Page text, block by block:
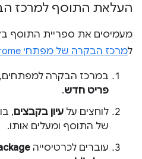
העלאת התוסף למרכז
מעמיסים את ספריית התוסף
למרכז הבקרה של מפתחי Chrome
במרכז הבקרה למפתחים,
פריט חדש.
לוחצים על עיון בקבצים
של התוסף ומעלים אותו.
עוברים לכרטיסייה